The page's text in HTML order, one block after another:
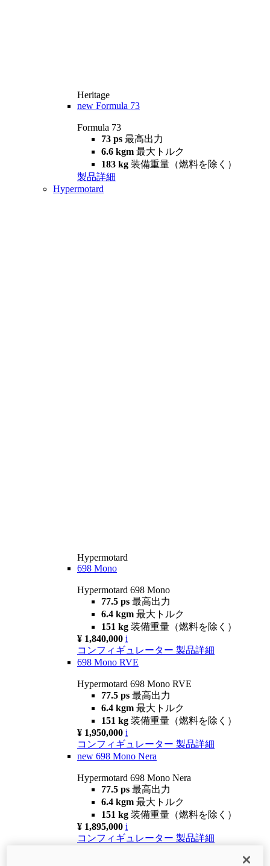
Heritage
new Formula 73
Formula 73
73 ps 最高出力
6.6 kgm 最大トルク
183 kg 装備重量（燃料を除く）
製品詳細
Hypermotard
Hypermotard
698 Mono
Hypermotard 698 Mono
77.5 ps 最高出力
6.4 kgm 最大トルク
151 kg 装備重量（燃料を除く）
¥ 1,840,000 i
コンフィギュレーター 製品詳細
698 Mono RVE
Hypermotard 698 Mono RVE
77.5 ps 最高出力
6.4 kgm 最大トルク
151 kg 装備重量（燃料を除く）
¥ 1,950,000 i
コンフィギュレーター 製品詳細
new 698 Mono Nera
Hypermotard 698 Mono Nera
77.5 ps 最高出力
6.4 kgm 最大トルク
151 kg 装備重量（燃料を除く）
¥ 1,895,000 i
コンフィギュレーター 製品詳細